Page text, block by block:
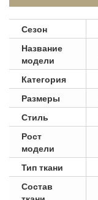
Сезон
Название
модели
Категория
Размеры
Стиль
Рост
модели
Тип ткани
Состав